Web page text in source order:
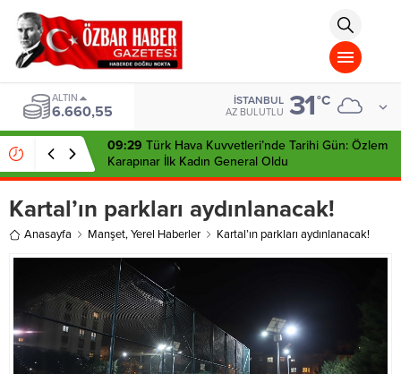
islami
chat
omegla
türk
sohbet
cinsel
sohbet
dini
chat
ALTIN
6.660,55
İSTANBUL
AZ BULUTLU 31°C
09:29 Türk Hava Kuvvetleri’nde Tarihi Gün: Özlem
Karapınar İlk Kadın General Oldu
Kartal’ın parkları aydınlanacak!
Anasayfa Manşet,Yerel Haberler Kartal’ın parkları aydınlanacak!